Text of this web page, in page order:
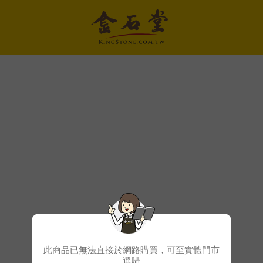
此商品已無法直接於網路購買，可至實體門市
選購